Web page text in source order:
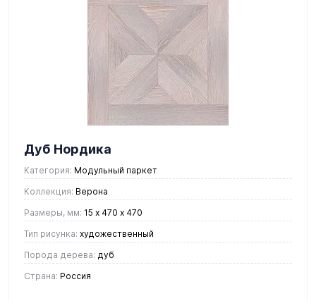
Дуб Нордика
Категория: Модульный паркет
Коллекция: Верона
Размеры, мм: 15 х 470 х 470
Тип рисунка: художественный
Порода дерева: дуб
Страна: Россия